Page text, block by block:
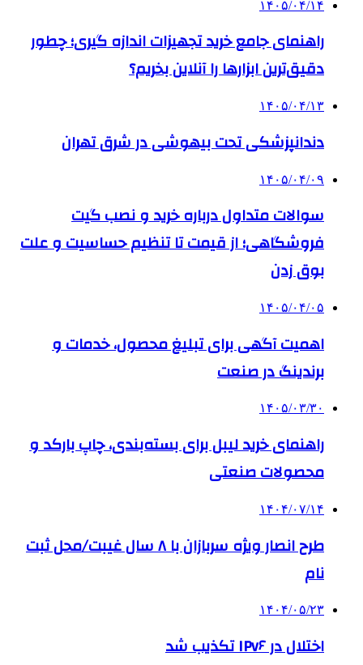
۱۴۰۵/۰۴/۱۴
راهنمای جامع خرید تجهیزات اندازه گیری؛ چطور
دقیق‌ترین ابزارها را آنلاین بخریم؟
۱۴۰۵/۰۴/۱۳
دندانپزشکی تحت بیهوشی در شرق تهران
۱۴۰۵/۰۴/۰۹
سوالات متداول درباره خرید و نصب گیت
فروشگاهی؛ از قیمت تا تنظیم حساسیت و علت
بوق زدن
۱۴۰۵/۰۴/۰۵
اهمیت آگهی برای تبلیغ محصول، خدمات و
برندینگ در صنعت
۱۴۰۵/۰۳/۳۰
راهنمای خرید لیبل برای بسته‌بندی، چاپ بارکد و
محصولات صنعتی
۱۴۰۴/۰۷/۱۴
طرح انصار ویژه سربازان با ۸ سال غیبت/محل ثبت
نام
۱۴۰۴/۰۵/۲۳
اختلال در IPv۶ تکذیب شد